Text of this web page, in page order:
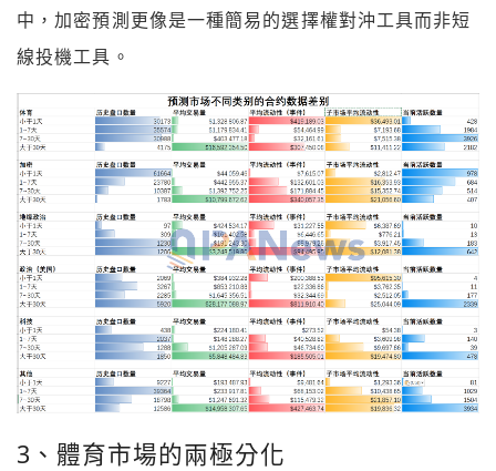
中，加密預測更像是一種簡易的選擇權對沖工具而非短
線投機工具。
3、體育市場的兩極分化